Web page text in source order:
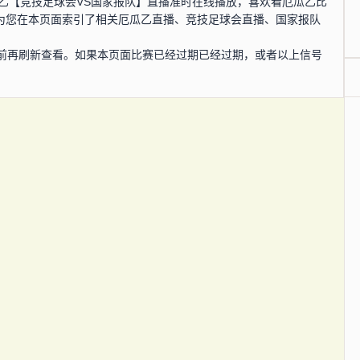
在本页面索引了相关厄瓜乙直播、竞技足球会直播、国家报队
刷新查看。如果本页面比赛已经过期已经过期，或者以上信号